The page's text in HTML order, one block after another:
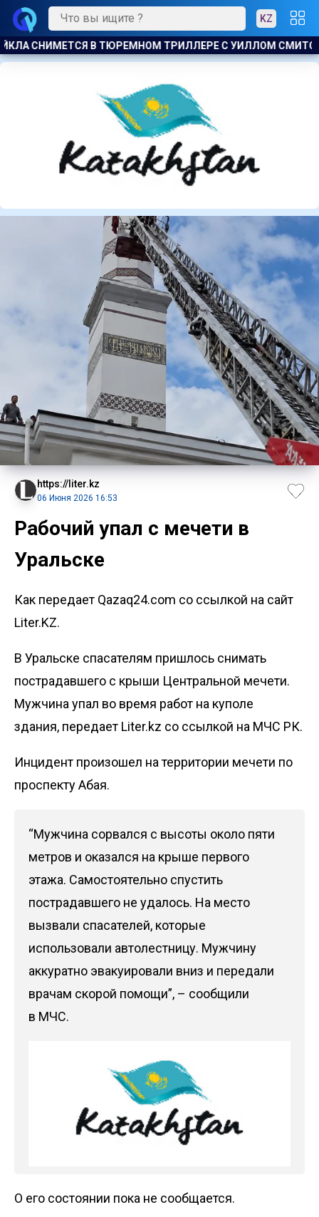
KZ
СМИТОМ США ПОЧТИ ИСЧЕРПАЛИ ЗАПАС
https://liter.kz
06 Июня 2026 16:53
Рабочий упал с мечети в
Уральске
Как передает Qazaq24.com со ссылкой на сайт
Liter.KZ.
В Уральске спасателям пришлось снимать
пострадавшего с крыши Центральной мечети.
Мужчина упал во время работ на куполе
здания, передает Liter.kz со ссылкой на МЧС РК.
Инцидент произошел на территории мечети по
проспекту Абая.
“Мужчина сорвался с высоты около пяти
метров и оказался на крыше первого
этажа. Самостоятельно спустить
пострадавшего не удалось. На место
вызвали спасателей, которые
использовали автолестницу. Мужчину
аккуратно эвакуировали вниз и передали
врачам скорой помощи”, – сообщили
в МЧС.
О его состоянии пока не сообщается.